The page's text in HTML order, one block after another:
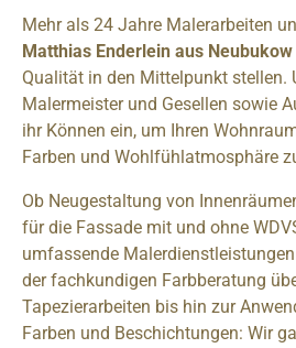
Mehr als 24 Jahre Malerarbeiten
Matthias Enderlein aus Neubukow
Qualität in den Mittelpunkt stellen.
Malermeister und Gesellen sowie
ihr Können ein, um Ihren
Farben und Wohlfühlatmosphäre
Ob Neugestaltung von
für die Fassade mit und ohne
umfassende
der fachkundigen Farbberatung
Tapezierarbeiten bis hin zur
Farben und Beschichtungen: Wir